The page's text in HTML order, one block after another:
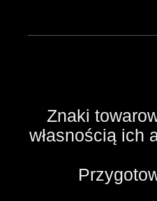
Znaki
własnością ich